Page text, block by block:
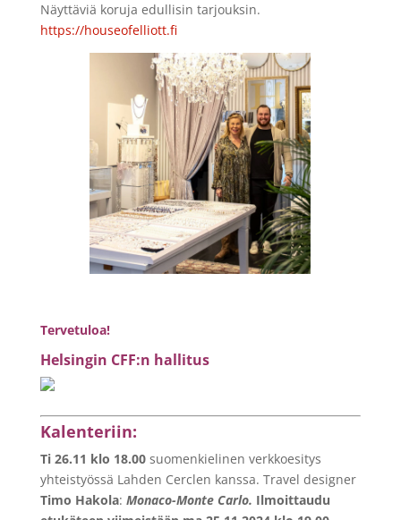
Näyttäviä koruja edullisin tarjouksin.
https://houseofelliott.fi
Tervetuloa!
Helsingin CFF:n hallitus
Kalenteriin:
Ti 26.11 klo 18.00suomenkielinen verkkoesitys
yhteistyössä Lahden Cerclen kanssa. Travel designer
Timo Hakola: Monaco-Monte Carlo. Ilmoittaudu